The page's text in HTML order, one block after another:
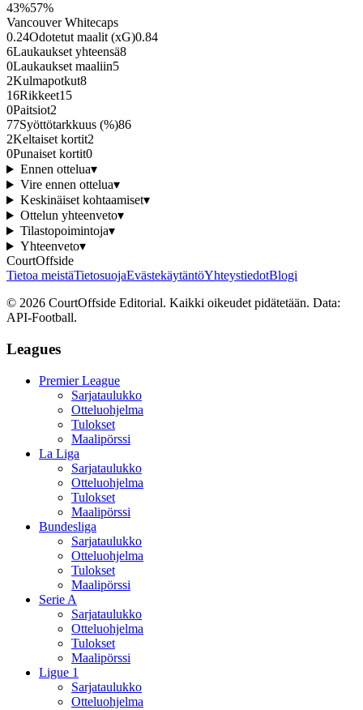
43%57%
Vancouver Whitecaps
0.24Odotetut maalit (xG)0.84
6Laukaukset yhteensä8
0Laukaukset maaliin5
2Kulmapotkut8
16Rikkeet15
0Paitsiot2
77Syöttötarkkuus (%)86
2Keltaiset kortit2
0Punaiset kortit0
Ennen ottelua▾
Vire ennen ottelua▾
Keskinäiset kohtaamiset▾
Ottelun yhteenveto▾
Tilastopoimintoja▾
Yhteenveto▾
CourtOffside
Tietoa meistäTietosuojaEvästekäytäntöYhteystiedotBlogi
© 2026 CourtOffside Editorial. Kaikki oikeudet pidätetään. Data:
API-Football.
Leagues
Premier League
Sarjataulukko
Otteluohjelma
Tulokset
Maalipörssi
La Liga
Sarjataulukko
Otteluohjelma
Tulokset
Maalipörssi
Bundesliga
Sarjataulukko
Otteluohjelma
Tulokset
Maalipörssi
Serie A
Sarjataulukko
Otteluohjelma
Tulokset
Maalipörssi
Ligue 1
Sarjataulukko
Otteluohjelma